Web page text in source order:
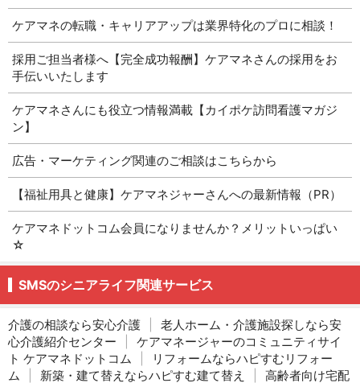
ケアマネの転職・キャリアアップは業界特化のプロに相談！
採用ご担当者様へ【完全成功報酬】ケアマネさんの採用をお
手伝いいたします
ケアマネさんにも役立つ情報満載【カイポケ訪問看護マガジ
ン】
広告・マーケティング関連のご相談はこちらから
【福祉用具と健康】ケアマネジャーさんへの最新情報（PR）
ケアマネドットコム会員になりませんか？メリットいっぱい
☆
SMSのシニアライフ関連サービス
介護の相談なら安心介護
老人ホーム・介護施設探しなら安
心介護紹介センター
ケアマネージャーのコミュニティサイ
ト ケアマネドットコム
リフォームならハピすむリフォー
ム
新築・建て替えならハピすむ建て替え 高齢者向け宅配